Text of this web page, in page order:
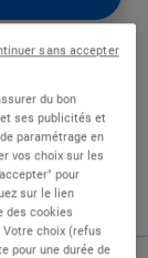
du bon
ses publicités et
paramétrage en
vos choix sur les
pour
sur le lien
des cookies
choix (refus
pour une durée de
sans accepter